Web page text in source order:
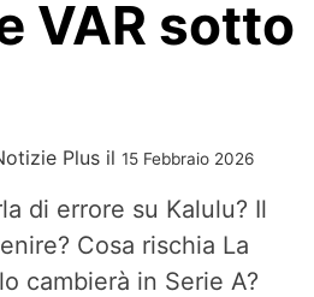
VAR sotto
Plus il 15 Febbraio 2026
di errore su Kalulu? Il
Cosa rischia La
cambierà in Serie A?